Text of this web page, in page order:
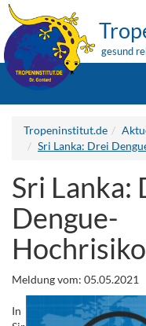
gesund
Tropeninstitut.de
Sri Lanka: Drei
Sri Lanka:
Dengue-
Meldung vom: 05.05.2021
In